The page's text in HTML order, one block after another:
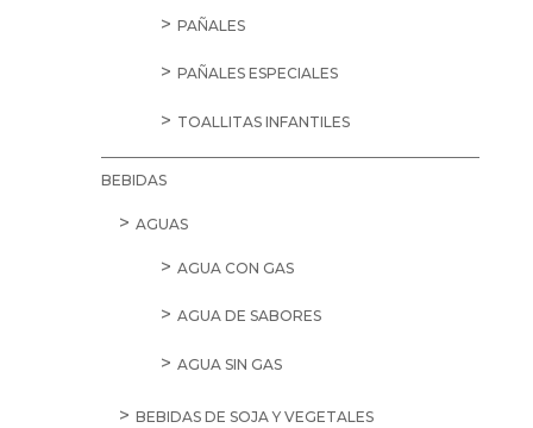
PAÑALES
PAÑALES ESPECIALES
TOALLITAS INFANTILES
BEBIDAS
AGUAS
AGUA CON GAS
AGUA DE SABORES
AGUA SIN GAS
BEBIDAS DE SOJA Y VEGETALES